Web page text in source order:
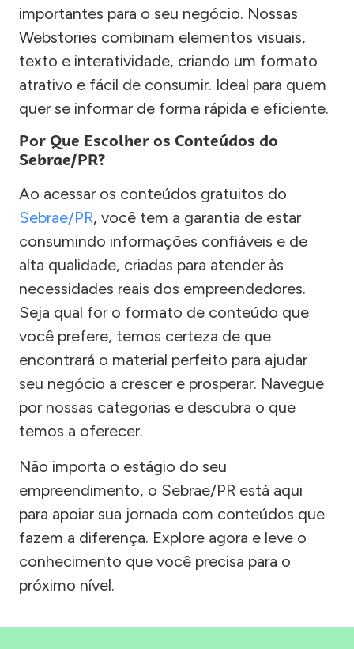
importantes para o seu negócio. Nossas
Webstories combinam elementos visuais,
texto e interatividade, criando um formato
atrativo e fácil de consumir. Ideal para quem
quer se informar de forma rápida e eficiente.
Por Que Escolher os Conteúdos do
Sebrae/PR?
Ao acessar os conteúdos gratuitos do
Sebrae/PR, você tem a garantia de estar
consumindo informações confiáveis e de
alta qualidade, criadas para atender às
necessidades reais dos empreendedores.
Seja qual for o formato de conteúdo que
você prefere, temos certeza de que
encontrará o material perfeito para ajudar
seu negócio a crescer e prosperar. Navegue
por nossas categorias e descubra o que
temos a oferecer.
Não importa o estágio do seu
empreendimento, o Sebrae/PR está aqui
para apoiar sua jornada com conteúdos que
fazem a diferença. Explore agora e leve o
conhecimento que você precisa para o
próximo nível.